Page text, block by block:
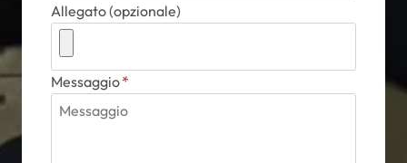
Allegato (opzionale)
Messaggio*